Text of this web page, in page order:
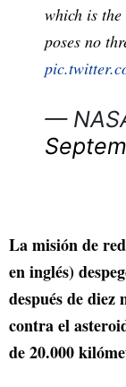
which is
poses no
—
La misión de
en inglés)
después de diez
contra el
de 20.000